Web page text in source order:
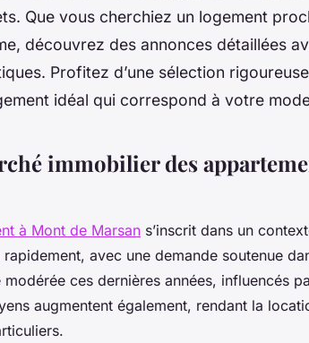
Que vous cherchiez un logement
découvrez des annonces détaillées
Profitez d’une sélection
idéal qui correspond à votre
immobilier des
à Mont de Marsan s’inscrit dans un
avec une demande soutenue
modérée ces dernières années, influencés
augmentent également, rendant la